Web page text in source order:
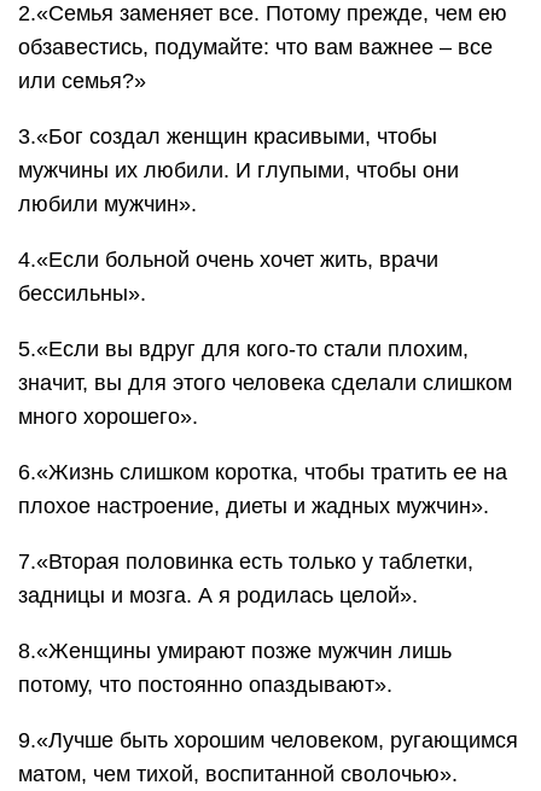
2.«Семья заменяет все. Потому прежде, чем ею
обзавестись, подумайте: что вам важнее – все
или семья?»
3.«Бог создал женщин красивыми, чтобы
мужчины их любили. И глупыми, чтобы они
любили мужчин».
4.«Если больной очень хочет жить, врачи
бессильны».
5.«Если вы вдруг для кого-то стали плохим,
значит, вы для этого человека сделали слишком
много хорошего».
6.«Жизнь слишком коротка, чтобы тратить ее на
плохое настроение, диеты и жадных мужчин».
7.«Вторая половинка есть только у таблетки,
задницы и мозга. А я родилась целой».
8.«Женщины умирают позже мужчин лишь
потому, что постоянно опаздывают».
9.«Лучше быть хорошим человеком, ругающимся
матом, чем тихой, воспитанной сволочью».